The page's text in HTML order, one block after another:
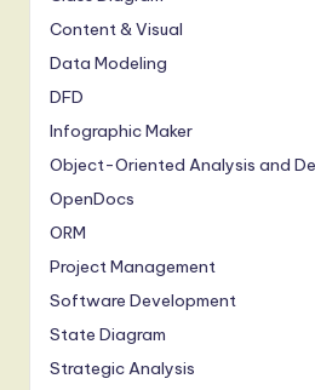
Content & Visual
Data Modeling
DFD
Infographic Maker
Object-Oriented Analysis and
OpenDocs
ORM
Project Management
Software Development
State Diagram
Strategic Analysis